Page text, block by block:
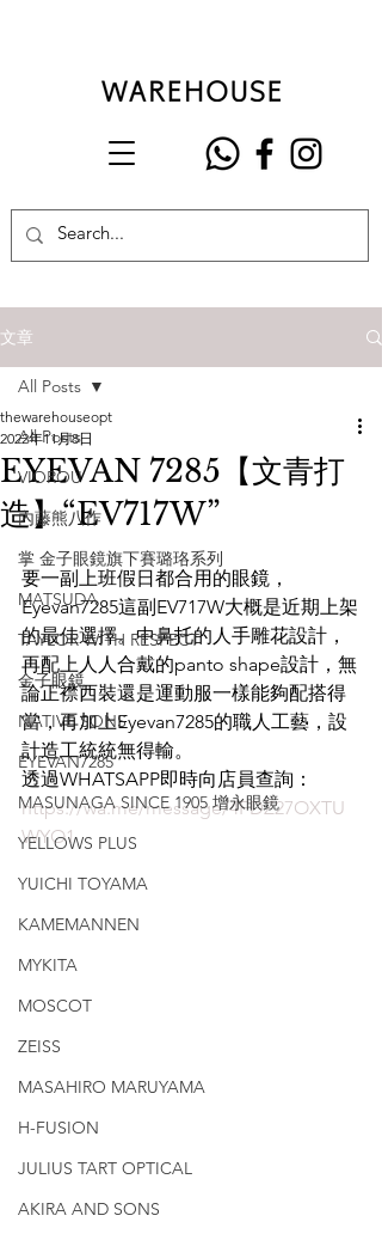
文章
All Posts
VIOROU
內藤熊八作
掌 金子眼鏡旗下賽璐珞系列
MATSUDA
TAYLOR WITH RESPECT
金子眼鏡
NATIVE SONS
EYEVAN7285
MASUNAGA SINCE 1905 增永眼鏡
YELLOWS PLUS
YUICHI TOYAMA
KAMEMANNEN
MYKITA
MOSCOT
ZEISS
MASAHIRO MARUYAMA
H-FUSION
JULIUS TART OPTICAL
AKIRA AND SONS
All Posts
EYEVAN 7285【文青打
造】“EV717W”
thewarehouseopt
2022年11月8日
要一副上班假日都合用的眼鏡，
Eyevan7285這副EV717W大概是近期上架
的最佳選擇。中鼻托的人手雕花設計，
再配上人人合戴的panto shape設計，無
論正襟西裝還是運動服一樣能夠配搭得
當，再加上Eyevan7285的職人工藝，設
計造工統統無得輸。
透過WHATSAPP即時向店員查詢：
https://wa.me/message/4FDZ27OXTU
WYO1